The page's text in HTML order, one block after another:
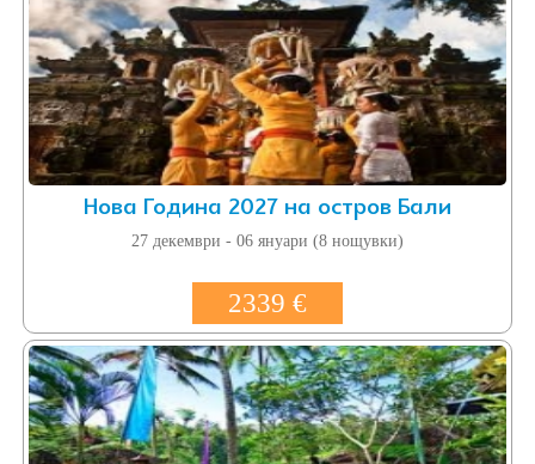
Нова Година 2027 на остров Бали
27 декември - 06 януари (8 нощувки)
2339 €